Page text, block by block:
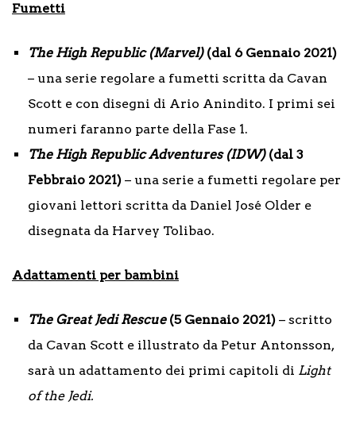
Fumetti
The High Republic (Marvel)(dal 6 Gennaio 2021)
– una serie regolare a fumetti scritta da Cavan
Scott e con disegni di Ario Anindito. I primi sei
numeri faranno parte della Fase 1.
The High Republic Adventures (IDW)(dal 3
Febbraio 2021) – una serie a fumetti regolare per
giovani lettori scritta da Daniel José Older e
disegnata da Harvey Tolibao.
Adattamenti per bambini
The Great Jedi Rescue (5 Gennaio 2021) – scritto
da Cavan Scott e illustrato da Petur Antonsson,
sarà un adattamento dei primi capitoli di Light
of the Jedi.